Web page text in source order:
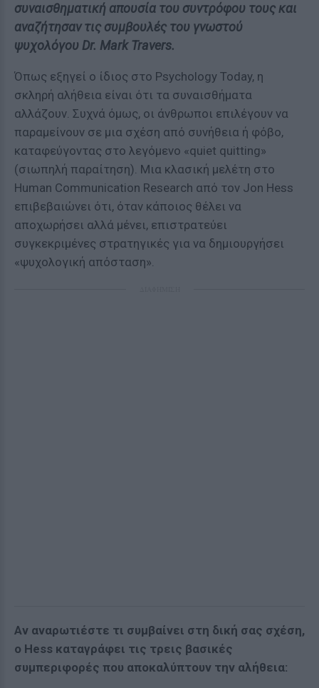
συναισθηματική απουσία του συντρόφου τους και
αναζήτησαν τις συμβουλές του γνωστού
ψυχολόγου Dr. Mark Travers.
Όπως εξηγεί ο ίδιος στο Psychology Today, η
σκληρή αλήθεια είναι ότι τα συναισθήματα
αλλάζουν. Συχνά όμως, οι άνθρωποι επιλέγουν να
παραμείνουν σε μια σχέση από συνήθεια ή φόβο,
καταφεύγοντας στο λεγόμενο «quiet quitting»
(σιωπηλή παραίτηση). Μια κλασική μελέτη στο
Human Communication Research από τον Jon Hess
επιβεβαιώνει ότι, όταν κάποιος θέλει να
αποχωρήσει αλλά μένει, επιστρατεύει
συγκεκριμένες στρατηγικές για να δημιουργήσει
«ψυχολογική απόσταση».
Αν αναρωτιέστε τι συμβαίνει στη δική σας σχέση,
ο Hess καταγράφει τις τρεις βασικές
συμπεριφορές που αποκαλύπτουν την αλήθεια: